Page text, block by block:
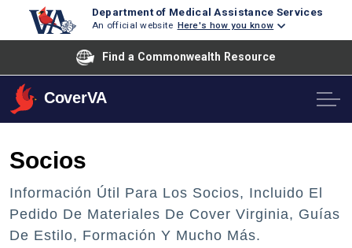
Department of Medical Assistance Services
An official website Here's how you know
Find a Commonwealth Resource
CoverVA
Socios
Información Útil Para Los Socios, Incluido El
Pedido De Materiales De Cover Virginia, Guías
De Estilo, Formación Y Mucho Más.